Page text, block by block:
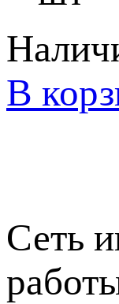
В
Сеть